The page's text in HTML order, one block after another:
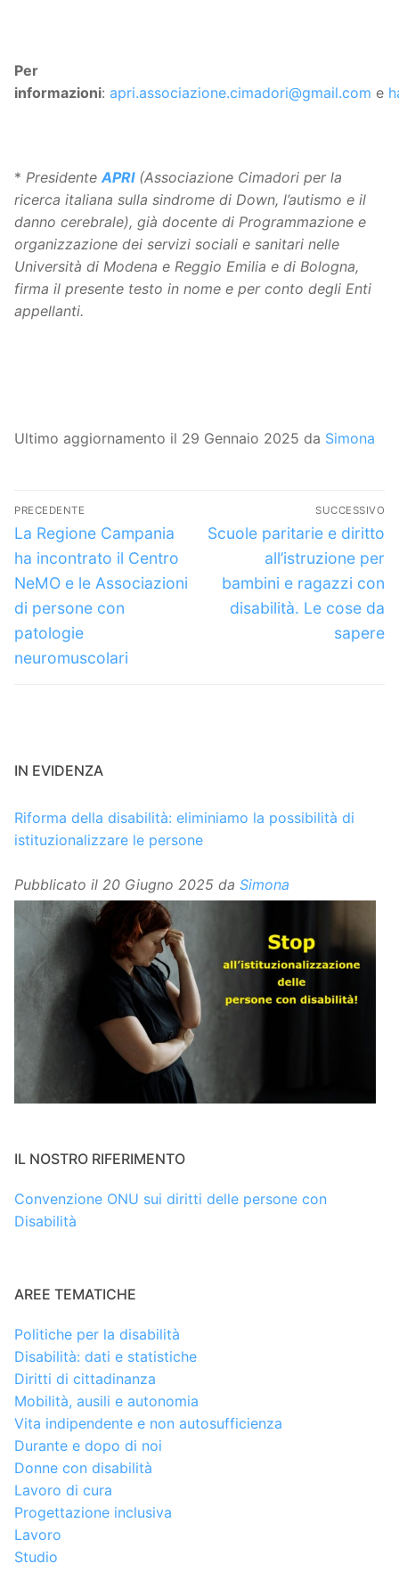
Per
informazioni: apri.associazione.cimadori@gmail.com e
* Presidente APRI(Associazione Cimadori per la
ricerca italiana sulla sindrome di Down, l’autismo e il
danno cerebrale), già docente di Programmazione e
organizzazione dei servizi sociali e sanitari nelle
Università di Modena e Reggio Emilia e di Bologna,
firma il presente testo in nome e per conto degli Enti
appellanti.
Ultimo aggiornamento il 29 Gennaio 2025 da Simona
Navigazione
articoli
PRECEDENTE
Articolo
precedente:
La Regione Campania
ha incontrato il Centro
NeMO e le Associazioni
di persone con
patologie
neuromuscolari
SUCCESSIVO
Articolo
successivo:
Scuole paritarie e diritto
all’istruzione per
bambini e ragazzi con
disabilità. Le cose da
sapere
IN EVIDENZA
Riforma della disabilità: eliminiamo la possibilità di
istituzionalizzare le persone
Pubblicato il 20 Giugno 2025 da Simona
IL NOSTRO RIFERIMENTO
Convenzione ONU sui diritti delle persone con
Disabilità
AREE TEMATICHE
Politiche per la disabilità
Disabilità: dati e statistiche
Diritti di cittadinanza
Mobilità, ausili e autonomia
Vita indipendente e non autosufficienza
Durante e dopo di noi
Donne con disabilità
Lavoro di cura
Progettazione inclusiva
Lavoro
Studio